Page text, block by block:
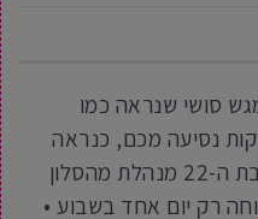
סושי שנראה כמו
נסיעה מכם, כנראה
שנתקלתם ב”סושירה” • שירה בת ה-22 מנהלת מהסלון
רק יום אחד בשבוע •